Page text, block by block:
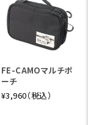
FE-CAMOマルチポ
ーチ
¥3,960（税込）